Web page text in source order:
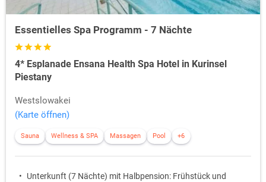
Essentielles Spa Programm - 7 Nächte
4* Esplanade Ensana Health Spa Hotel in Kurinsel
Piestany
Westslowakei
(Karte öffnen)
Sauna Wellness & SPA Massagen Pool +6
Unterkunft (7 Nächte) mit Halbpension: Frühstück und